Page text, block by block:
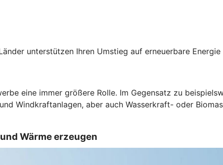
unterstützen Ihren Umstieg auf erneuerbare
eine immer größere Rolle. Im Gegensatz zu
Windkraftanlagen, aber auch Wasserkraft- oder
Wärme erzeugen